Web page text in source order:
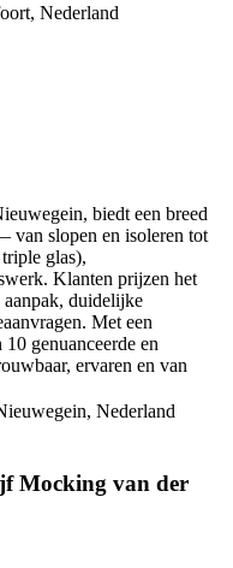
Nederland
biedt een breed
van slopen en isoleren tot
glas),
Klanten prijzen het
duidelijke
Met een
genuanceerde en
ervaren en van
Nederland
Mocking van der